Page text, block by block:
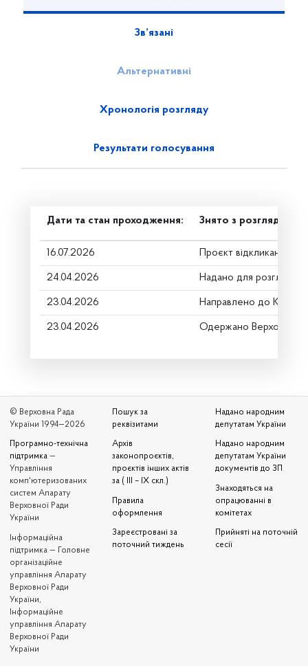
Зв’язані
Альтернативні
Хронологія розгляду
Результати голосування
Дати та стан проходження: Знято з розгляду
16.07.2026 Проєкт відкликано
24.04.2026 Надано для розгляду
23.04.2026 Направлено до
23.04.2026 Одержано Верховною
© Верховна Рада
України 1994—2026
Програмно-технічна
підтримка —
Управління
комп'ютеризованих
систем Апарату
Верховної Ради
України
Iнформаційна
підтримка — Головне
організаційне
управління Апарату
Верховної Ради
України,
Інформаційне
управління Апарату
Верховної Ради
України
Пошук за
реквізитами
Архів
законопроєктів,
проєктів інших актів
за ( III – IX скл.)
Правила
оформлення
Зареєстровані за
поточний тиждень
Надано народним
депутатам України
Надано народним
депутатам України
документів до ЗП
Знаходяться на
опрацюванні в
комітетах
Прийняті на поточній
сесії